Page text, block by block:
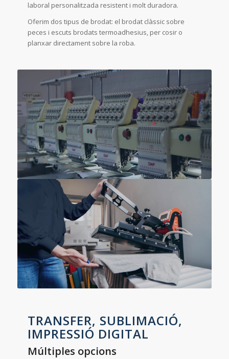
laboral personalitzada resistent i molt duradora.
Oferim dos tipus de brodat: el brodat clàssic sobre
peces i escuts brodats termoadhesius, per cosir o
planxar directament sobre la roba.
TRANSFER, SUBLIMACIÓ,
IMPRESSIÓ DIGITAL
Múltiples opcions